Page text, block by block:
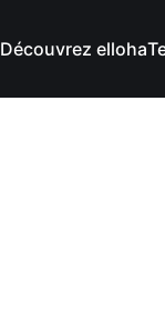
Découvrez elloha